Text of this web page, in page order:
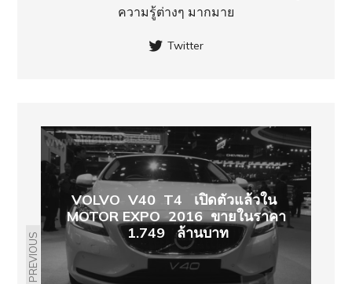
ความรู้ต่างๆ มากมาย
Twitter
PREVIOUS
VOLVO V40 T4 เปิดตัวแล้วใน
MOTOR EXPO 2016 ขายในราคา
1.749 ล้านบาท